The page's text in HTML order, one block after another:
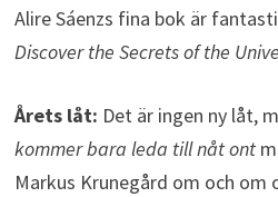
Alire Sáenzs fina bok är
Discover the Secrets of the
Årets låt: Det är ingen ny låt,
kommer bara leda till nåt ont
Markus Krunegård om och